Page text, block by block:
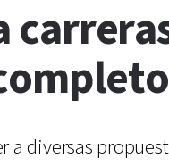
diversas